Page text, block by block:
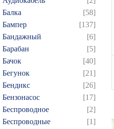
Балка
[58]
Бампер
[137]
Бандажный
[6]
Барабан
[5]
Бачок
[40]
Бегунок
[21]
Бендикс
[26]
Бензонасос
[17]
Беспроводное
[2]
Беспроводные
[1]